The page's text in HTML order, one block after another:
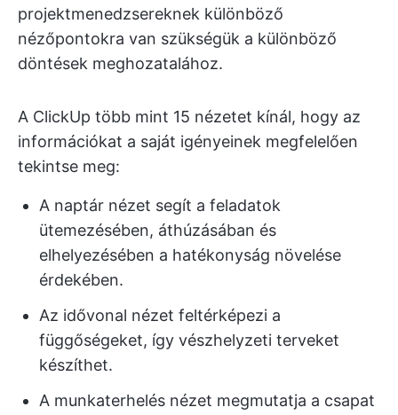
projektmenedzsereknek különböző
nézőpontokra van szükségük a különböző
döntések meghozatalához.
A ClickUp több mint 15 nézetet kínál, hogy az
információkat a saját igényeinek megfelelően
tekintse meg:
A naptár nézet segít a feladatok
ütemezésében, áthúzásában és
elhelyezésében a hatékonyság növelése
érdekében.
Az idővonal nézet feltérképezi a
függőségeket, így vészhelyzeti terveket
készíthet.
A munkaterhelés nézet megmutatja a csapat